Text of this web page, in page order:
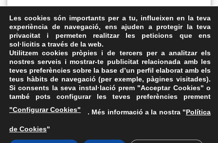
Aquesta entrada va ser publicada a . Marqui com a favorit
elEnllaç permanent.
CEPC Auditori Josep Irla
FAQs
ASSEMBLEA NACIONAL CATALANA
Carrer de la Marina, 315, 08025 Barcelona · 93 347 17 14
Les cookies són importants per a tu, influeixen en la teva
experiència de navegació, ens ajuden a protegir la teva
privacitat i permeten realitzar les peticions que ens
sol·licitis a través de la web.
Utilitzem cookies pròpies i de tercers per a analitzar els
nostres serveis i mostrar-te publicitat relacionada amb les
teves preferències sobre la base d’un perfil elaborat amb els
teus hàbits de navegació (per exemple, pàgines visitades).
Si consents la seva instal·lació prem "Acceptar Cookies" o
també pots configurar les teves preferències prement
"Configurar Cookies"
. Més informació a la nostra "Política
de Cookies"